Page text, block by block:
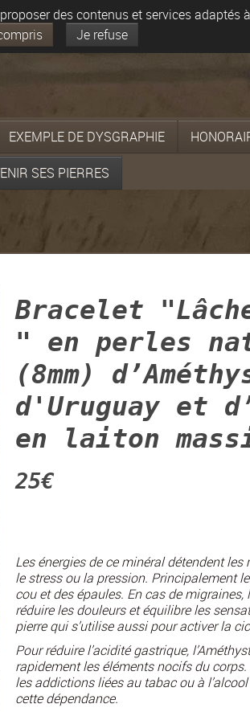
des contenus et services adaptés
Je refuse
EXEMPLE DE DYSGRAPHIE
SES PIERRES
Bracelet
" en perles
(8mm)
d'Uruguay et
en laiton
25€
Les énergies de ce minéral détendent
le stress ou la pression. Principalement
cou et des épaules. En cas de migraines,
réduire les douleurs et équilibre les
pierre qui s’utilise aussi pour activer la
Pour réduire l’acidité gastrique,
rapidement les éléments nocifs du
les addictions liées au tabac ou à
cette dépendance.